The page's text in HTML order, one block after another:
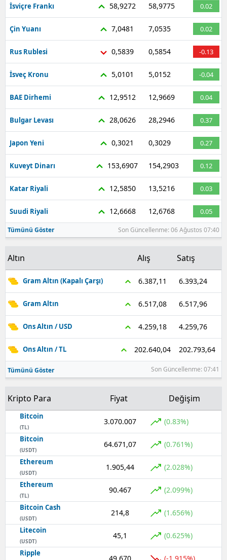
İsviçre Frankı 58,9272 58,9775 0.02
Çin Yuanı 7,0481 7,0535 0.02
Rus Rublesi 0,5839 0,5854 -0.13
İsveç Kronu 5,0101 5,0152 -0.04
BAE Dirhemi 12,9512 12,9669 0.04
Bulgar Levası 28,0626 28,2946 0.37
Japon Yeni 0,3021 0,3029 0.27
Kuveyt Dinarı 153,6907 154,2903 0.12
Katar Riyali 12,5850 13,5216 0.03
Suudi Riyali 12,6668 12,6768 0.05
Tümünü Göster Son Güncellenme: 06 Ağustos 07:40
Altın Alış Satış
Gram Altın (Kapalı Çarşı) 6.387,11 6.393,24
Gram Altın 6.517,08 6.517,96
Ons Altın / USD 4.259,18 4.259,76
Ons Altın / TL 202.640,04 202.793,64
Tümünü Göster Son Güncellenme: 07:41
Kripto Para Fiyat Değişim
Bitcoin
(TL)
3.070.007 (0.83%)
Bitcoin
(USDT)
64.671,07 (0.761%)
Ethereum
(USDT)
1.905,44 (2.028%)
Ethereum
(TL)
90.467 (2.099%)
Bitcoin Cash
(USDT)
214,8 (1.656%)
Litecoin
(USDT)
45,1 (0.625%)
Ripple
49,670 (-1.915%)